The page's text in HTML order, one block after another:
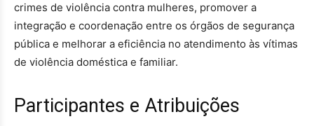
crimes de violência contra mulheres, promover a
integração e coordenação entre os órgãos de segurança
pública e melhorar a eficiência no atendimento às vítimas
de violência doméstica e familiar.
Participantes e Atribuições